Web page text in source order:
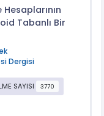
Tabanlı Bir
Dergisi
SAYISI 3770